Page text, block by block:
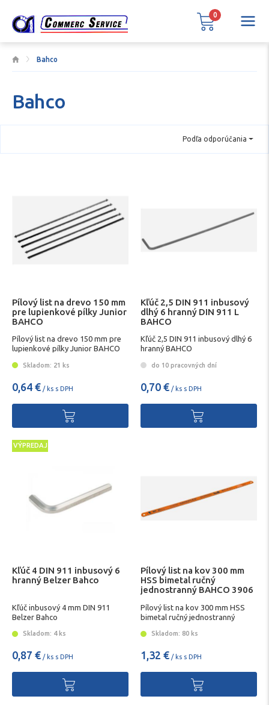
Bahco
Bahco
Podľa odporúčania
Pílový list na drevo 150 mm
pre lupienkové pílky Junior
BAHCO
Pílový list na drevo 150 mm pre
lupienkové pílky Junior BAHCO
Skladom: 21 ks
0,64 € / ks s DPH
Kľúč 2,5 DIN 911 inbusový
dlhý 6 hranný DIN 911 L
BAHCO
Kľúč 2,5 DIN 911 inbusový dlhý 6
hranný BAHCO
do 10 pracovných dní
0,70 € / ks s DPH
VÝPREDAJ
Kľúč 4 DIN 911 inbusový 6
hranný Belzer Bahco
Kľúč inbusový 4 mm DIN 911
Belzer Bahco
Skladom: 4 ks
0,87 € / ks s DPH
Pílový list na kov 300 mm
HSS bimetal ručný
jednostranný BAHCO 3906
Pílový list na kov 300 mm HSS
bimetal ručný jednostranný
Skladom: 80 ks
1,32 € / ks s DPH
0